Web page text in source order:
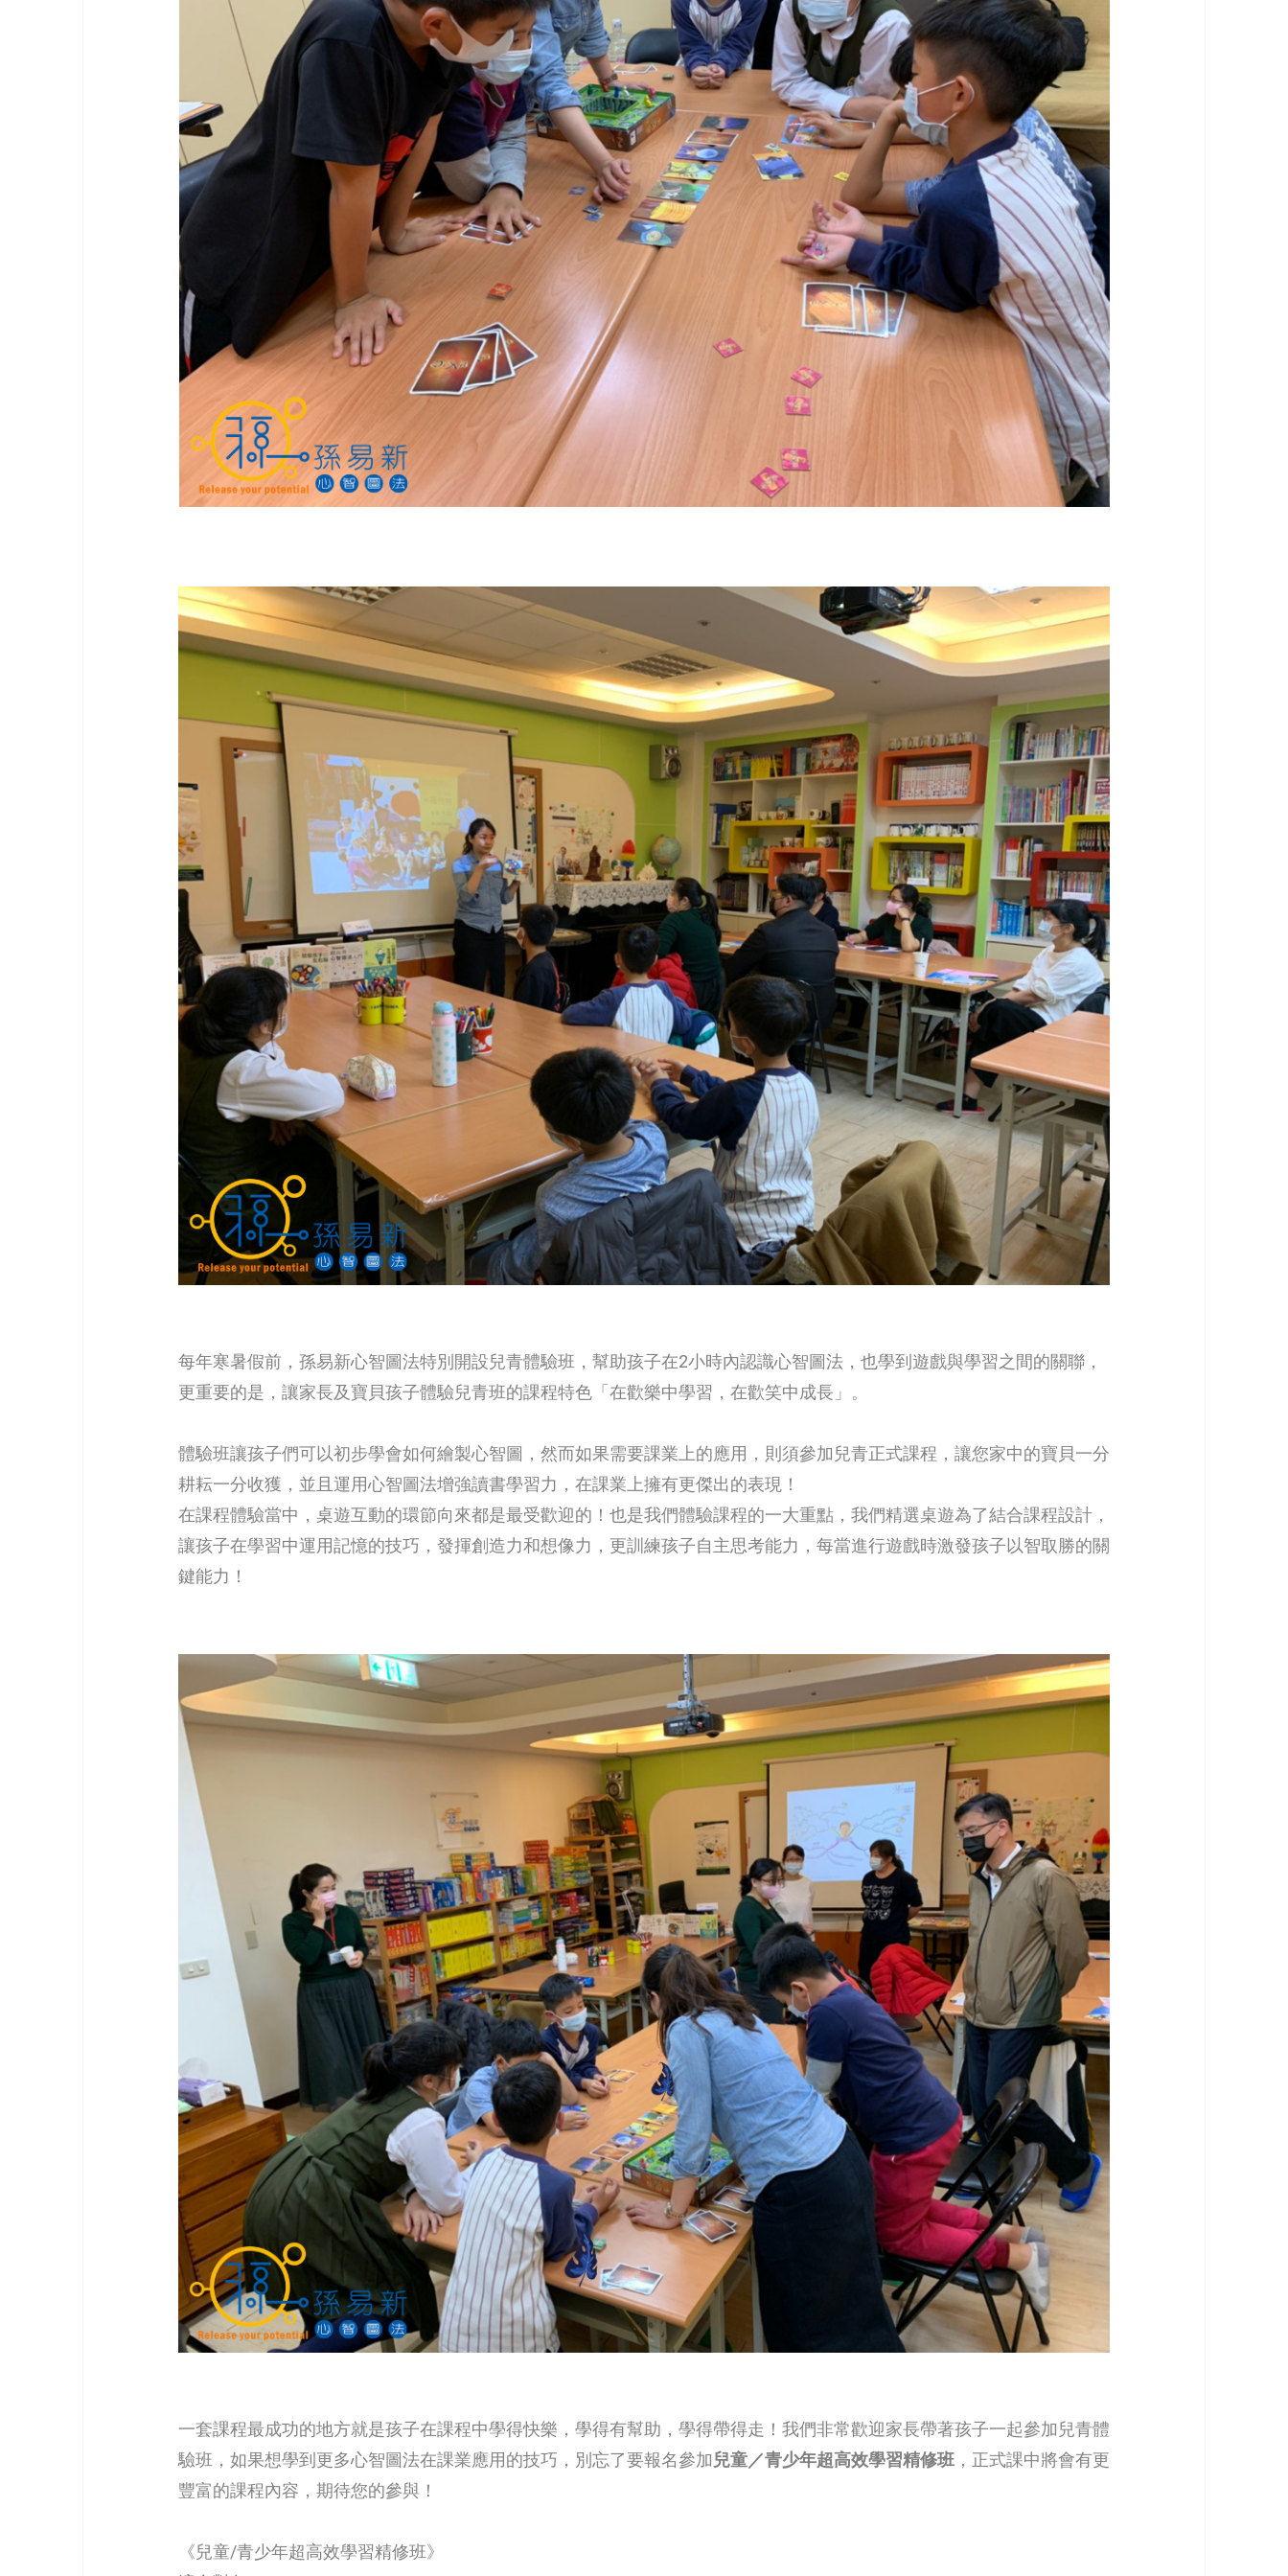
每年寒暑假前，孫易新心智圖法特別開設兒青體驗班，幫助孩子在2小時內認識心智圖法，也學到遊戲與學習之間的關聯，
更重要的是，讓家長及寶貝孩子體驗兒青班的課程特色「在歡樂中學習，在歡笑中成長」。
體驗班讓孩子們可以初步學會如何繪製心智圖，然而如果需要課業上的應用，則須參加兒青正式課程，讓您家中的寶貝一分
耕耘一分收獲，並且運用心智圖法增強讀書學習力，在課業上擁有更傑出的表現！
在課程體驗當中，桌遊互動的環節向來都是最受歡迎的！也是我們體驗課程的一大重點，我們精選桌遊為了結合課程設計，
讓孩子在學習中運用記憶的技巧，發揮創造力和想像力，更訓練孩子自主思考能力，每當進行遊戲時激發孩子以智取勝的關
鍵能力！
一套課程最成功的地方就是孩子在課程中學得快樂，學得有幫助，學得帶得走！我們非常歡迎家長帶著孩子一起參加兒青體
驗班，如果想學到更多心智圖法在課業應用的技巧，別忘了要報名參加兒童／青少年超高效學習精修班 ，正式課中將會有更
豐富的課程內容，期待您的參與！
《兒童/青少年超高效學習精修班》